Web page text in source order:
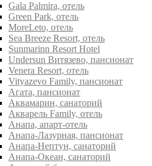
Gala Palmira, отель
Green Park, отель
MoreLeto, отель
Sea Breeze Resort, отель
Sunmarinn Resort Hotel
Undersun Витязево, пансионат
Venera Resort, отель
Vityazevo Family, пансионат
Агата, пансионат
Аквамарин, санаторий
Акварель Family, отель
Анапа, апарт-отель
Анапа-Лазурная, пансионат
Анапа-Нептун, санаторий
Анапа-Океан, санаторий